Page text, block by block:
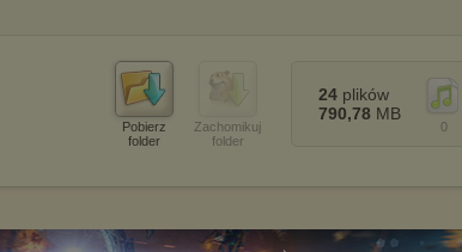
Pobierz
folder
Zachomikuj
folder
0
24 plików
790,78 MB